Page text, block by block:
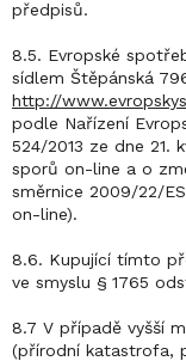
předpisů.
8.5. Evropské
sídlem Štěpánská
http://
podle Nařízení
524/2013 ze dne 21.
sporů on-line a o
směrnice 2009/22/
on-line).
8.6. Kupující tímto
ve smyslu § 1765
8.7 V případě vyšší
(přírodní katastrofa,